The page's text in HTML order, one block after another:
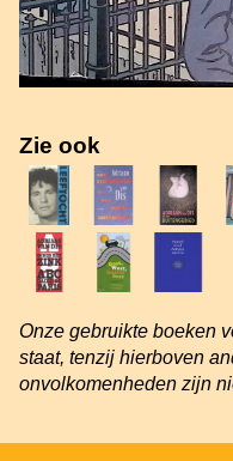
Zie ook
Onze gebruikte boeken
staat, tenzij hierboven
onvolkomenheden zijn